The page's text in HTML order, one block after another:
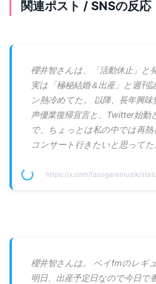
関連ポスト / SNSの反応
櫻井智さんは、「活動休止」と
実は「極秘結婚＆出産」と週刊
ン熱冷めてた。 以降、長年興味
声優業復帰宣言と、Twitter始動
で、ちょっとは私の中では再
コンサート行きたいと思ってた
https://x.com/tasogaremuzik/
櫻井智さんは。 ベイfmのレギ
明日、出産予定日なので今日で